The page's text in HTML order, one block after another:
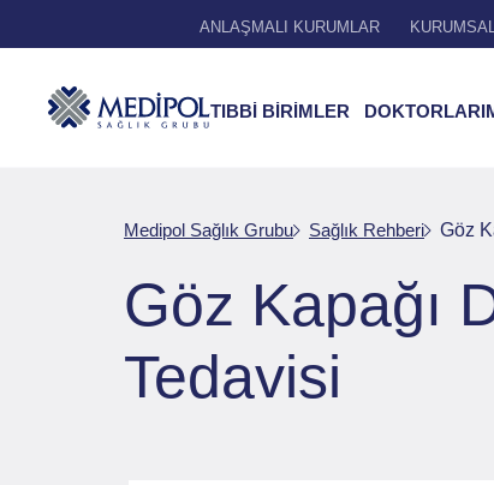
ANLAŞMALI KURUMLAR KURUMSAL
TIBBİ BİRİMLER
Medipol Sağlık Grubu Sağlık Rehberi Göz
Göz Kapağı
Tedavisi